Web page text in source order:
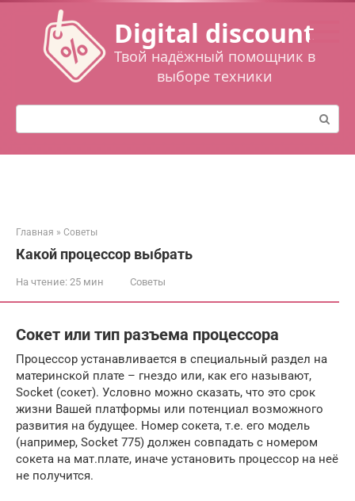
Перейти
контенту
Digital discount
Твой надёжный помощник в
выборе техники
Поиск:
Главная » Советы
Какой процессор выбрать
На чтение: 25 мин Советы
Сокет или тип разъема процессора
Процессор устанавливается в специальный раздел на
материнской плате – гнездо или, как его называют,
Socket (сокет). Условно можно сказать, что это срок
жизни Вашей платформы или потенциал возможного
развития на будущее. Номер сокета, т.е. его модель
(например, Socket 775) должен совпадать с номером
сокета на мат.плате, иначе установить процессор на неё
не получится.